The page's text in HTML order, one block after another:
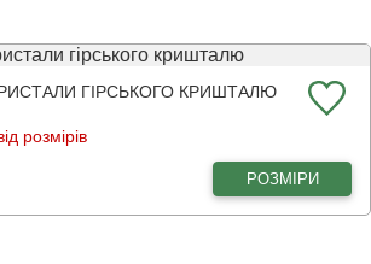
ГІРСЬКОГО КРИШТАЛЮ
розмірів
РОЗМІРИ